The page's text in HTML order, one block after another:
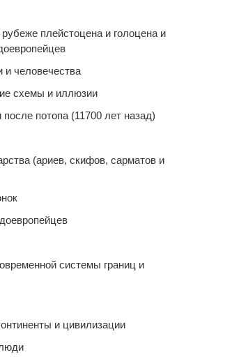
плейстоцена и голоцена и
человечества
схемы и иллюзии
потопа (11700 лет назад)
(ариев, скифов, сарматов и
системы границ и
и цивилизации